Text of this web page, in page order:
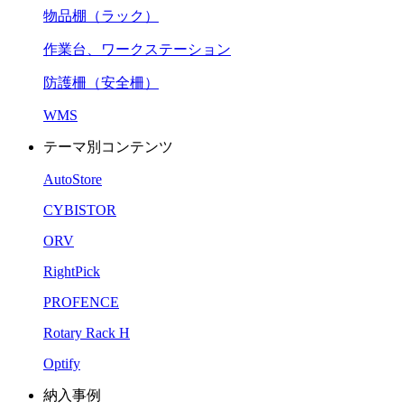
物品棚（ラック）
作業台、ワークステーション
防護柵（安全柵）
WMS
テーマ別コンテンツ
AutoStore
CYBISTOR
ORV
RightPick
PROFENCE
Rotary Rack H
Optify
納入事例